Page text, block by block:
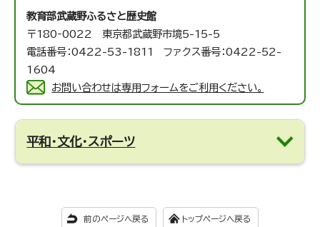
教育部武蔵野ふるさと歴史館
〒180‐0022 東京都武蔵野市境5-15-5
電話番号：0422-53-1811 ファクス番号：0422-52-
1604
お問い合わせは専用フォームをご利用ください。
平和・文化・スポーツ
前のページへ戻る トップページへ戻る